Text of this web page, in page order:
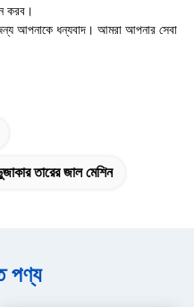
করব।
আপনাকে ধন্যবাদ। আমরা আপনার সেবা
তারের জাল মেশিন
পণ্য